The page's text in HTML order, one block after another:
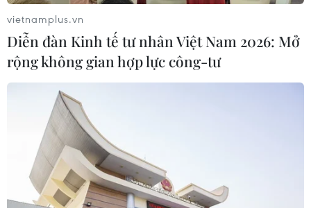
G7 sẽ thảo luận về tương lai AI toàn cầu
12/06/2026 23:06
Các nhà lãnh đạo G7 sẽ có buổi làm việc chung với
giới lãnh đạo công nghệ vào ngày 17/6 để thảo luận về
quy định pháp lý, hạ tầng AI và mạng lưới kỹ thuật số.
vietnamplus.vn
Diễn đàn Kinh tế tư nhân Việt Nam 2026: Mở
rộng không gian hợp lực công-tư